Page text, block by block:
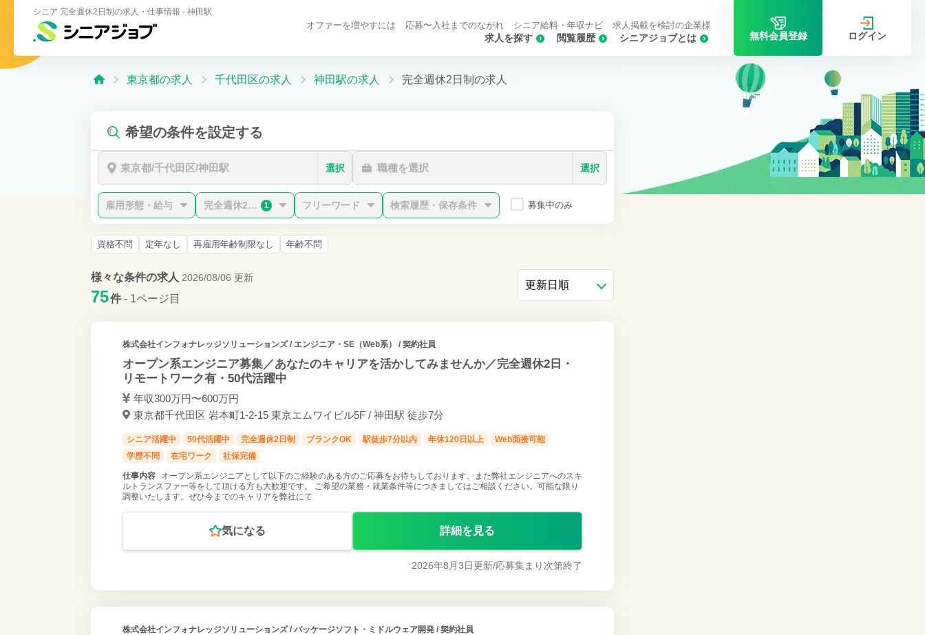
シニア 完全週休2日制の求人・仕事情報 - 神田駅
求人を探す シニアジョブとは
閲覧履歴
オファーを増やすには 応募〜入社までのながれ シニア給料・年収ナビ 求人掲載を検討の企業様
無料会員登録 ログイン
東京都の求人 千代田区の求人 神田駅の求人 完全週休2日制の求人
希望の条件を設定する
東京都/千代田区/神田駅 選択 職種を選択 選択
雇用形態・給与 完全週休2日制1 フリーワード 検索履歴・保存条件 募集中のみ
資格不問 定年なし 再雇用年齢制限なし 年齢不問
様々な条件の求人 2026/08/06 更新
75件 - 1ページ目
株式会社インフォナレッジソリューションズ/ エンジニア・SE（Web系） / 契約社員
オープン系エンジニア募集／あなたのキャリアを活かしてみませんか／完全週休2日・
リモートワーク有・50代活躍中
年収300万円〜600万円
東京都千代田区 岩本町1-2-15 東京エムワイビル5F / 神田駅 徒歩7分
シニア活躍中 50代活躍中 完全週休2日制 ブランクOK 駅徒歩7分以内 年休120日以上
Web面接可能
学歴不問
在宅ワーク 社保完備
仕事内容
オープン系エンジニアとして以下のご経験のある方のご応募をお待ちしております。また弊社エンジニアへのスキ
ルトランスファー等をして頂ける方も大歓迎です。 ご希望の業務・就業条件等につきましてはご相談ください。可能な限り
調整いたします。ぜひ今までのキャリアを弊社にて
気になる 詳細を見る
2026年8月3日更新/応募集まり次第終了
株式会社インフォナレッジソリューションズ/ パッケージソフト・ミドルウェア開発 / 契約社員